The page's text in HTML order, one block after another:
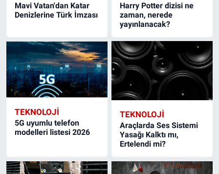
Mavi Vatan'dan Katar
Denizlerine Türk İmzası
Harry Potter dizisi ne
zaman, nerede
yayınlanacak?
TEKNOLOJİ
5G uyumlu telefon
modelleri listesi 2026
TEKNOLOJİ
Araçlarda Ses Sistemi
Yasağı Kalktı mı,
Ertelendi mi?